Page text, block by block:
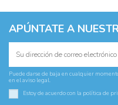
APÚNTATE A
Puede darse de baja en cualquier
en el aviso legal.
Estoy de acuerdo con la política de